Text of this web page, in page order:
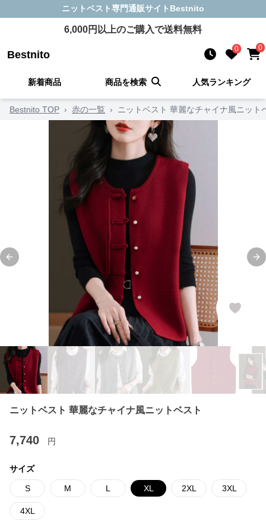
ニットベスト専門通販サイト Bestnito
6,000円以上のご購入で送料無料
Bestnito 0 0
新着商品 商品を検索 人気ランキング
Bestnito TOP › 赤の一覧 › ニットベスト 華麗なチャイナ風ニット
Previous slide
ニットベスト 華麗なチャイナ風ニットベスト
7,740 円
サイズ
S M L XL 2XL 3XL
4XL